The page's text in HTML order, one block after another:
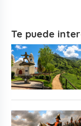
Te puede